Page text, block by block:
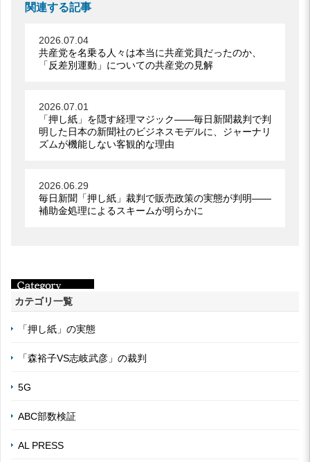
関連する記事
2026.07.04
共産党を名乗る人々は本当に共産党員だったのか、
「反差別運動」についての共産党の見解
2026.07.01
「押し紙」を隠す経理マジック――毎日新聞裁判で判
明した日本の新聞社のビジネスモデルに、ジャーナリ
ズムが機能しない客観的な理由
2026.06.29
毎日新聞「押し紙」裁判で販売政策の実態が判明――
補助金処理によるスキームが明らかに
カテゴリ一覧
「押し紙」の実態
「森裕子VS志岐武彦」の裁判
5G
ABC部数検証
AL PRESS